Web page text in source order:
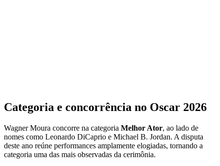
Categoria e concorrência no Oscar 2026
Wagner Moura concorre na categoria Melhor Ator, ao lado de
nomes como Leonardo DiCaprio e Michael B. Jordan. A disputa
deste ano reúne performances amplamente elogiadas, tornando a
categoria uma das mais observadas da cerimônia.